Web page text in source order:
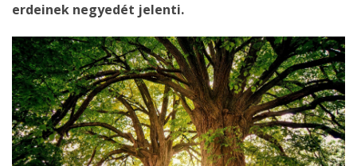
erdeinek negyedét jelenti.